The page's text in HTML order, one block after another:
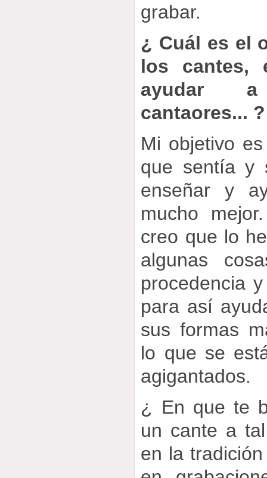
grabar.
¿ Cuál es el
los cantes,
ayudar
cantaores... ?
Mi objetivo
que sentía y
enseñar y
mucho
creo que lo
algunas
procedencia
para así
sus formas
lo que se
agigantados.
¿ En que te
un cante a
en la